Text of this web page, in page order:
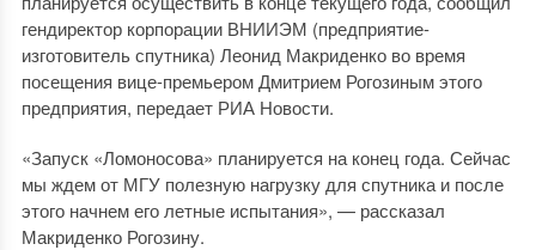
гендиректор корпорации ВНИИЭМ (предприятие-
изготовитель спутника) Леонид Макриденко во время
посещения вице-премьером Дмитрием Рогозиным этого
предприятия, передает РИА Новости.
«Запуск «Ломоносова» планируется на конец года. Сейчас
мы ждем от МГУ полезную нагрузку для спутника и после
этого начнем его летные испытания», — рассказал
Макриденко Рогозину.